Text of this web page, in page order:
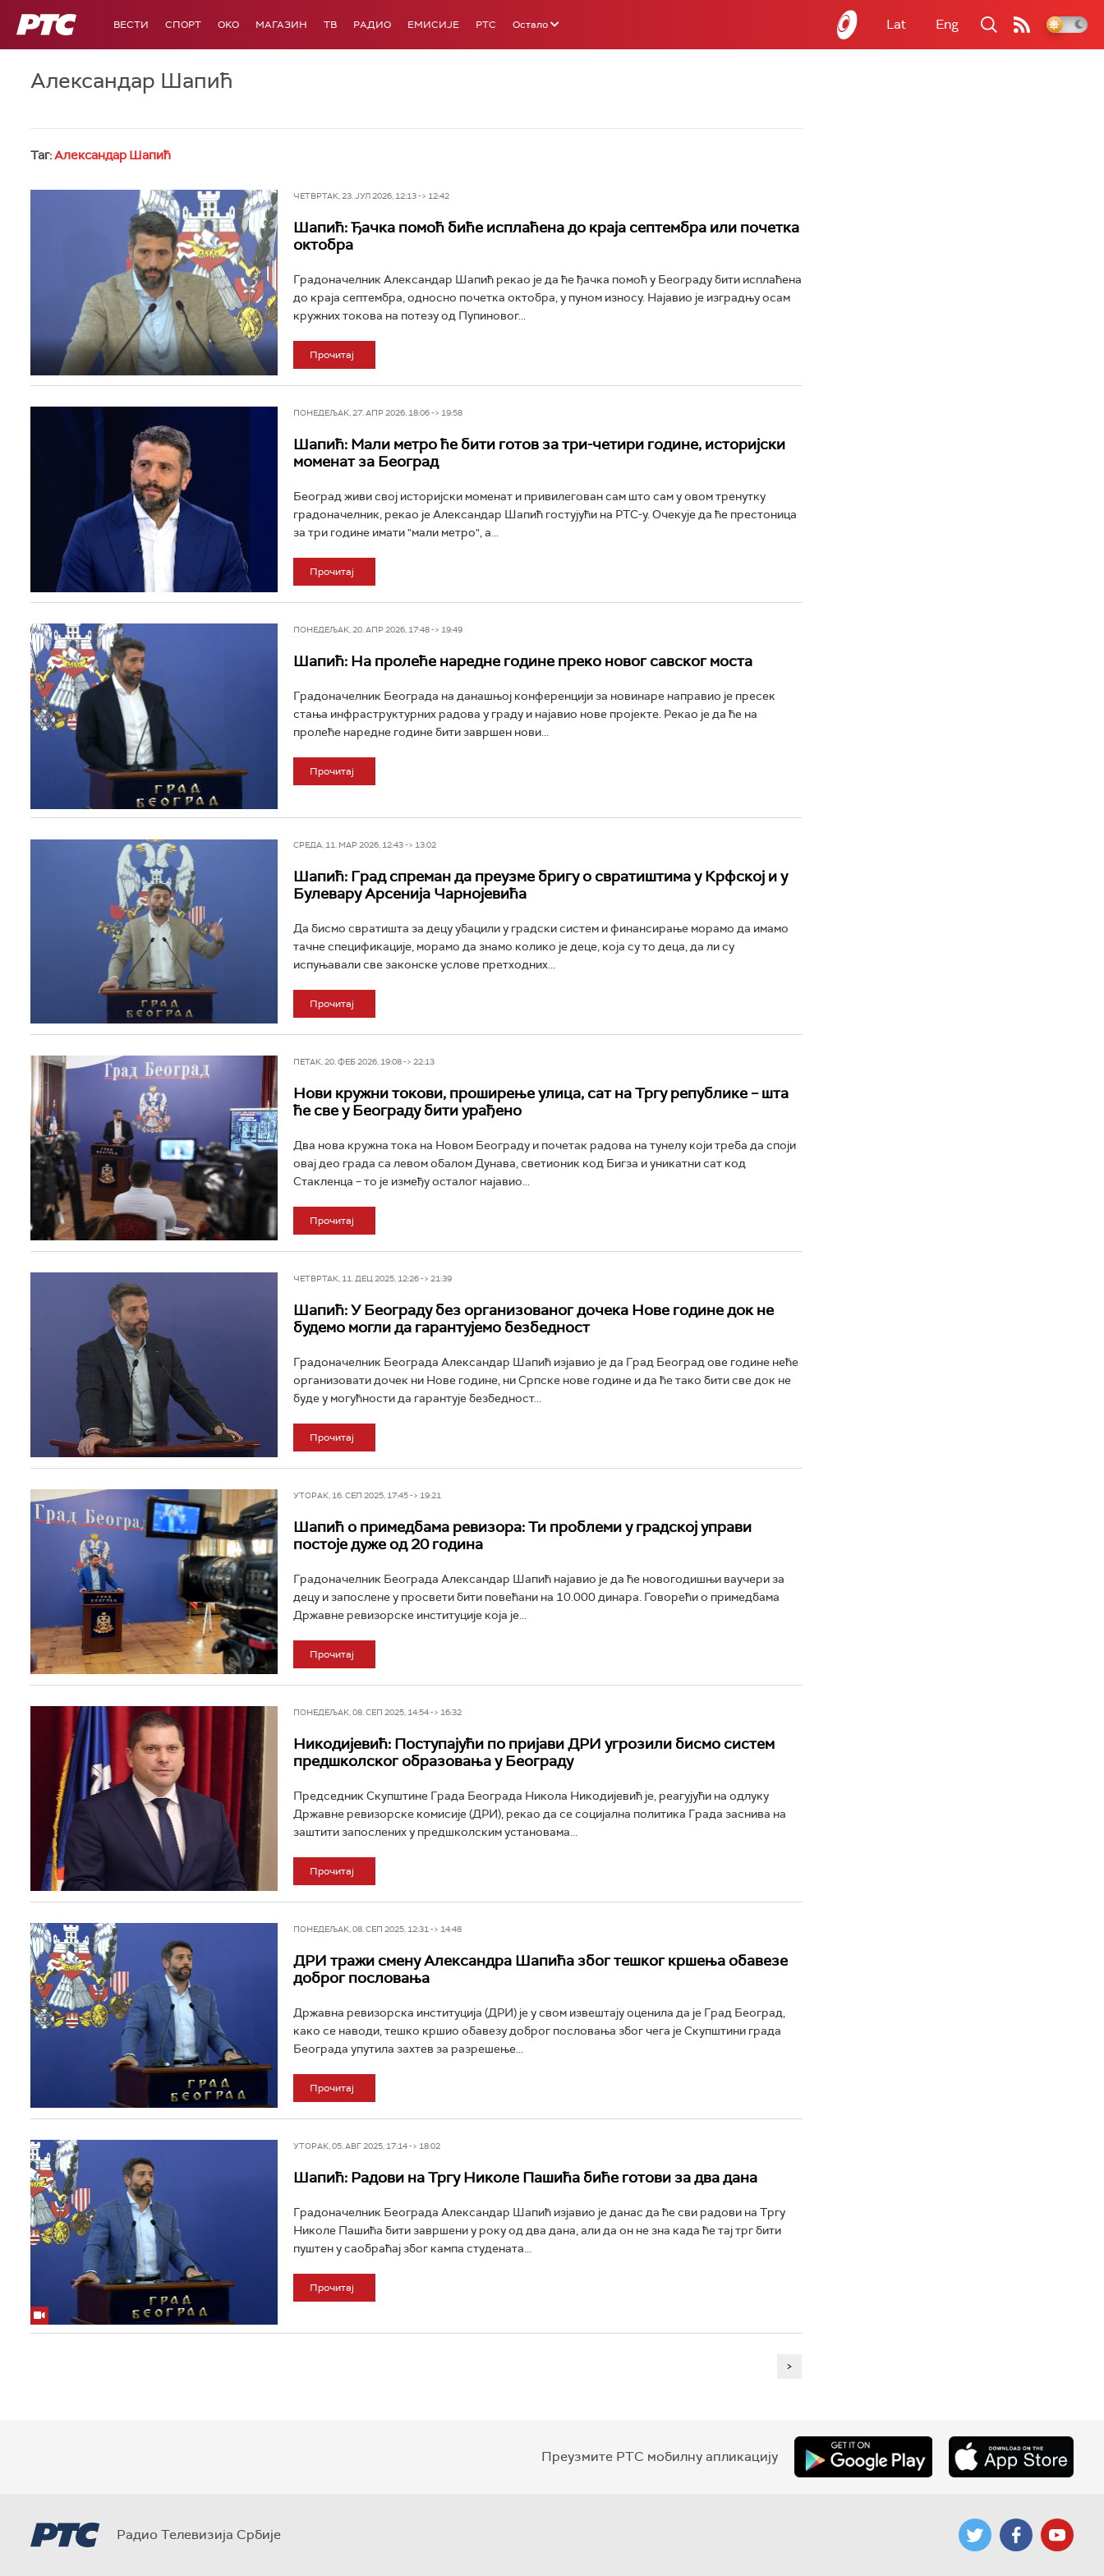
РТС ВЕСТИ СПОРТ OKO МАГАЗИН ТВ РАДИО ЕМИСИЈЕ РТС Остало Lat Eng
Александар Шапић
Таг:Александар Шапић
ЧЕТВРТАК, 23. ЈУЛ 2026, 12:13 -> 12:42
Шапић: Ђачка помоћ биће исплаћена до краја септембра или почетка
октобра
Градоначелник Александар Шапић рекао је да ће ђачка помоћ у Београду бити исплаћена
до краја септембра, односно почетка октобра, у пуном износу. Најавио је изградњу осам
кружних токова на потезу од Пупиновог...
Прочитај
ПОНЕДЕЉАК, 27. АПР 2026, 18:06 -> 19:58
Шапић: Мали метро ће бити готов за три-четири године, историјски
моменат за Београд
Београд живи свој историјски моменат и привилегован сам што сам у овом тренутку
градоначелник, рекао је Александар Шапић гостујући на РТС-у. Очекује да ће престоница
за три године имати "мали метро", а...
Прочитај
ПОНЕДЕЉАК, 20. АПР 2026, 17:48 -> 19:49
Шапић: На пролеће наредне године преко новог савског моста
Градоначелник Београда на данашњој конференцији за новинаре направио је пресек
стања инфраструктурних радова у граду и најавио нове пројекте. Рекао је да ће на
пролеће наредне године бити завршен нови...
Прочитај
СРЕДА, 11. МАР 2026, 12:43 -> 13:02
Шапић: Град спреман да преузме бригу о свратиштима у Крфској и у
Булевару Арсенија Чарнојевића
Да бисмо свратишта за децу убацили у градски систем и финансирање морамо да имамо
тачне спецификације, морамо да знамо колико је деце, која су то деца, да ли су
испуњавали све законске услове претходних...
Прочитај
ПЕТАК, 20. ФЕБ 2026, 19:08 -> 22:13
Нови кружни токови, проширење улица, сат на Тргу републике – шта
ће све у Београду бити урађено
Два нова кружна тока на Новом Београду и почетак радова на тунелу који треба да споји
овај део града са левом обалом Дунава, светионик код Бигза и уникатни сат код
Стакленца – то је између осталог најавио...
Прочитај
ЧЕТВРТАК, 11. ДЕЦ 2025, 12:26 -> 21:39
Шапић: У Београду без организованог дочека Нове године док не
будемо могли да гарантујемо безбедност
Градоначелник Београда Александар Шапић изјавио је да Град Београд ове године неће
организовати дочек ни Нове године, ни Српске нове године и да ће тако бити све док не
буде у могућности да гарантује безбедност...
Прочитај
УТОРАК, 16. СЕП 2025, 17:45 -> 19:21
Шапић о примедбама ревизора: Ти проблеми у градској управи
постоје дуже од 20 година
Градоначелник Београда Александар Шапић најавио је да ће новогодишњи ваучери за
децу и запослене у просвети бити повећани на 10.000 динара. Говорећи о примедбама
Државне ревизорске институције која је...
Прочитај
ПОНЕДЕЉАК, 08. СЕП 2025, 14:54 -> 16:32
Никодијевић: Поступајући по пријави ДРИ угрозили бисмо систем
предшколског образовања у Београду
Председник Скупштине Града Београда Никола Никодијевић је, реагујући на одлуку
Државне ревизорске комисије (ДРИ), рекао да се социјална политика Града заснива на
заштити запослених у предшколским установама...
Прочитај
ПОНЕДЕЉАК, 08. СЕП 2025, 12:31 -> 14:48
ДРИ тражи смену Александра Шапића збoг тешког кршења обавезе
доброг пословања
Државна ревизорска институција (ДРИ) је у свом извештају оценила да је Град Београд,
како се наводи, тешко кршио обавезу доброг пословања због чега је Скупштини града
Београда упутила захтев за разрешење...
Прочитај
УТОРАК, 05. АВГ 2025, 17:14 -> 18:02
Шапић: Радови на Тргу Николе Пашића биће готови за два дана
Градоначелник Београда Александар Шапић изјавио је данас да ће сви радови на Тргу
Николе Пашића бити завршени у року од два дана, али да он не зна када ће тај трг бити
пуштен у саобраћај због кампа студената...
Прочитај
>
Преузмите РТС мобилну апликацију
Радио Телевизија Србије